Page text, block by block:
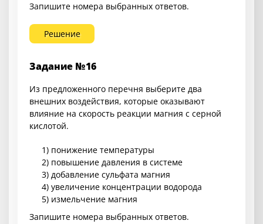
Запишите номера выбранных ответов.
Решение
Задание №16
Из предложенного перечня выберите два
внешних воздействия, которые оказывают
влияние на скорость реакции магния с серной
кислотой.
1) понижение температуры
2) повышение давления в системе
3) добавление сульфата магния
4) увеличение концентрации водорода
5) измельчение магния
Запишите номера выбранных ответов.